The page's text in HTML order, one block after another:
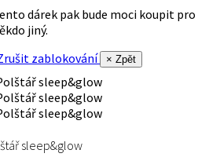
dárek pak bude moci koupit pro
jiný.
zablokování
× Zpět
sleep&glow